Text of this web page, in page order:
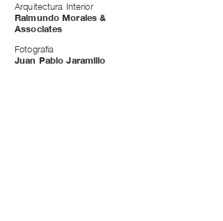
Arquitectura Interior
Raimundo Morales &
Associates
Fotografía
Juan Pablo Jaramillo